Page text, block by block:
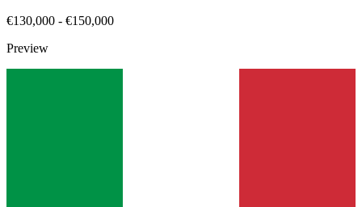
€130,000 - €150,000
Preview